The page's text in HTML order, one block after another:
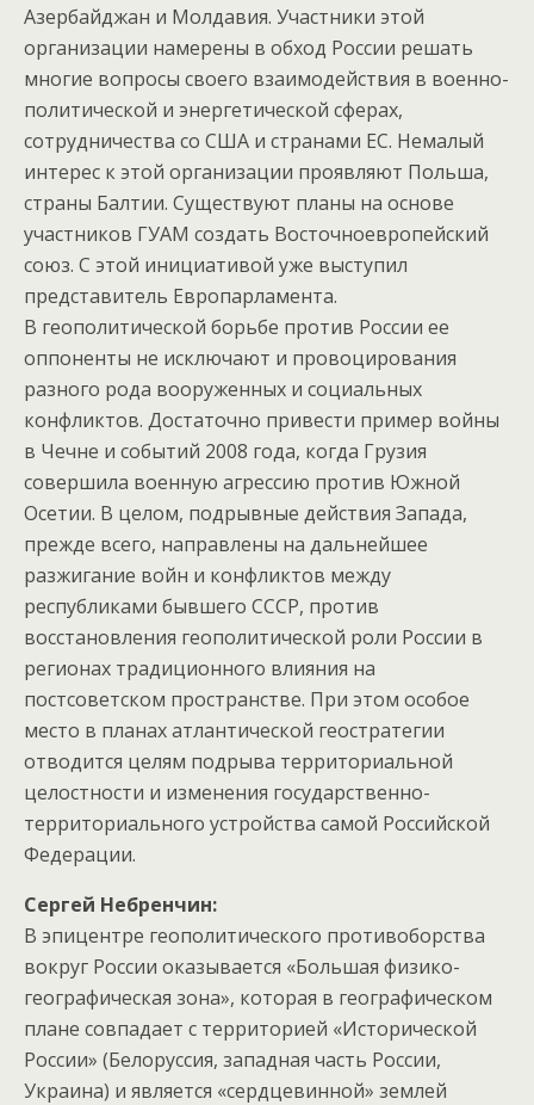
Азербайджан и Молдавия. Участники этой
организации намерены в обход России решать
многие вопросы своего взаимодействия в военно-
политической и энергетической сферах,
сотрудничества со США и странами ЕС. Немалый
интерес к этой организации проявляют Польша,
страны Балтии. Существуют планы на основе
участников ГУАМ создать Восточноевропейский
союз. С этой инициативой уже выступил
представитель Европарламента.
В геополитической борьбе против России ее
оппоненты не исключают и провоцирования
разного рода вооруженных и социальных
конфликтов. Достаточно привести пример войны
в Чечне и событий 2008 года, когда Грузия
совершила военную агрессию против Южной
Осетии. В целом, подрывные действия Запада,
прежде всего, направлены на дальнейшее
разжигание войн и конфликтов между
республиками бывшего СССР, против
восстановления геополитической роли России в
регионах традиционного влияния на
постсоветском пространстве. При этом особое
место в планах атлантической геостратегии
отводится целям подрыва территориальной
целостности и изменения государственно-
территориального устройства самой Российской
Федерации.
Сергей Небренчин:
В эпицентре геополитического противоборства
вокруг России оказывается «Большая физико-
географическая зона», которая в географическом
плане совпадает с территорией «Исторической
России» (Белоруссия, западная часть России,
Украина) и является «сердцевинной» землей